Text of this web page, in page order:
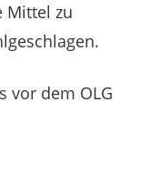
Mittel zu
vor dem OLG